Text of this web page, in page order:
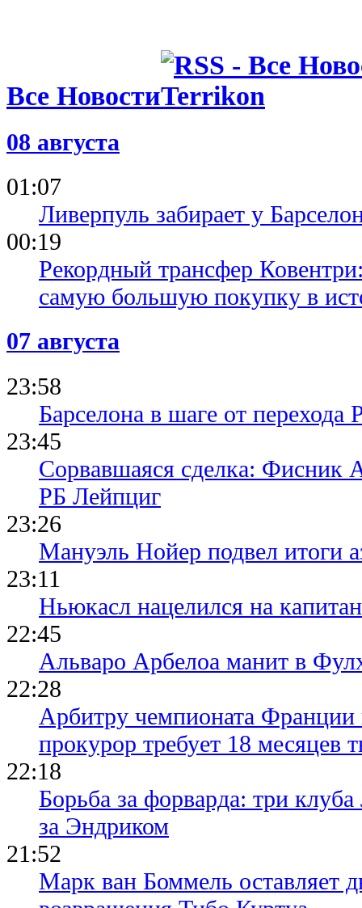
Все Новости
08 августа
01:07
Ливерпуль забирает у
00:19
Рекордный трансфер
самую большую покупку в
07 августа
23:58
Барселона в шаге от перехода
23:45
Сорвавшаяся сделка: Фисник
РБ Лейпциг
23:26
Мануэль Нойер подвел итоги
23:11
Ньюкасл нацелился на
22:45
Альваро Арбелоа манит в
22:28
Арбитру чемпионата Франции
прокурор требует 18 месяцев
22:18
Борьба за форварда: три
за Эндриком
21:52
Марк ван Боммель оставляет